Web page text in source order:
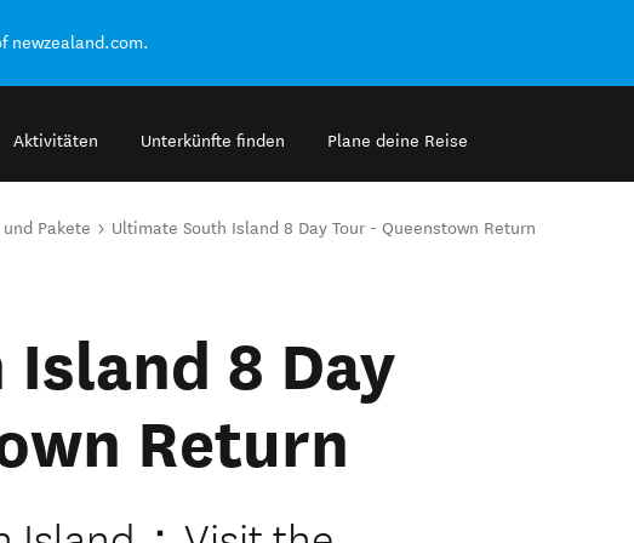
newzealand.com.
Aktivitäten Unterkünfte finden Plane deine Reise
Pakete Ultimate South Island 8 Day Tour - Queenstown Return
8 Day
Return